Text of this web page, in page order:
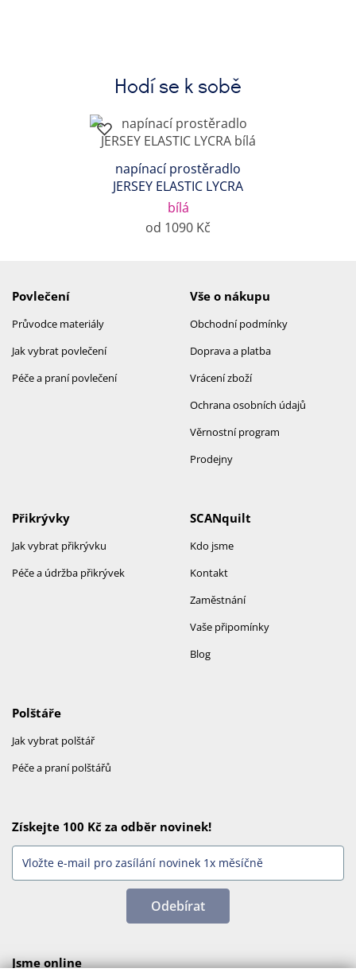
Hodí se k sobě
napínací prostěradlo
JERSEY ELASTIC LYCRA
bílá
od 1090 Kč
Povlečení
Průvodce materiály
Jak vybrat povlečení
Péče a praní povlečení
Vše o nákupu
Obchodní podmínky
Doprava a platba
Vrácení zboží
Ochrana osobních údajů
Věrnostní program
Prodejny
SCANquilt
Kdo jsme
Kontakt
Zaměstnání
Vaše připomínky
Blog
Přikrývky
Jak vybrat přikrývku
Péče a údržba přikrývek
Polštáře
Jak vybrat polštář
Péče a praní polštářů
Získejte 100 Kč za odběr novinek!
Odebírat
Jsme online